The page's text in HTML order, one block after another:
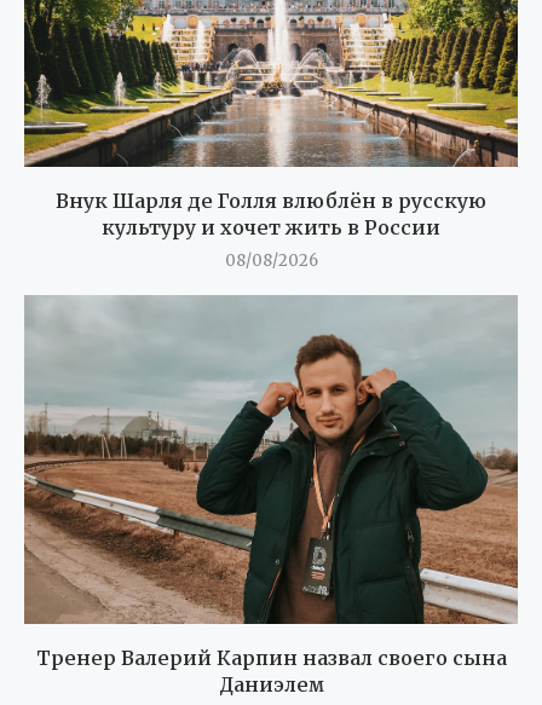
Внук Шарля де Голля влюблён в русскую
культуру и хочет жить в России
08/08/2026
Тренер Валерий Карпин назвал своего сына
Даниэлем